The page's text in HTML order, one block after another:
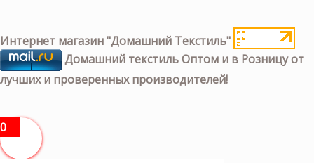
Интернет магазин "Домашний Текстиль"
Домашний текстиль Оптом и в Розницу от
лучших и проверенных производителей!
0